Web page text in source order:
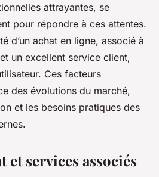
attrayantes, se
pour répondre à ces attentes.
d’un achat en ligne, associé à
un excellent service client,
Ces facteurs
des évolutions du marché,
et les besoins pratiques des
et services associés